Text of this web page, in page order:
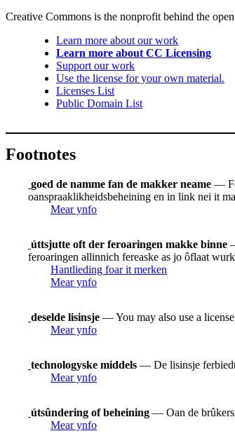
Creative Commons is the nonprofit behind the
Learn more about our work
Learn more about CC Licensing
Support our work
Use the license for your own material.
Licenses List
Public Domain List
Footnotes
goed de namme fan de makker neame —
oanspraaklikheidsbeheining en in link nei it
Mear ynfo
úttsjutte oft der feroaringen makke binne
feroaringen allinnich fereaske as jo ôflaat
Hantlieding foar it merken
Mear ynfo
deselde lisinsje — You may also use a
Mear ynfo
technologyske middels — De lisinsje ferbiedt
Mear ynfo
útsûndering of beheining — Oan de
Mear ynfo